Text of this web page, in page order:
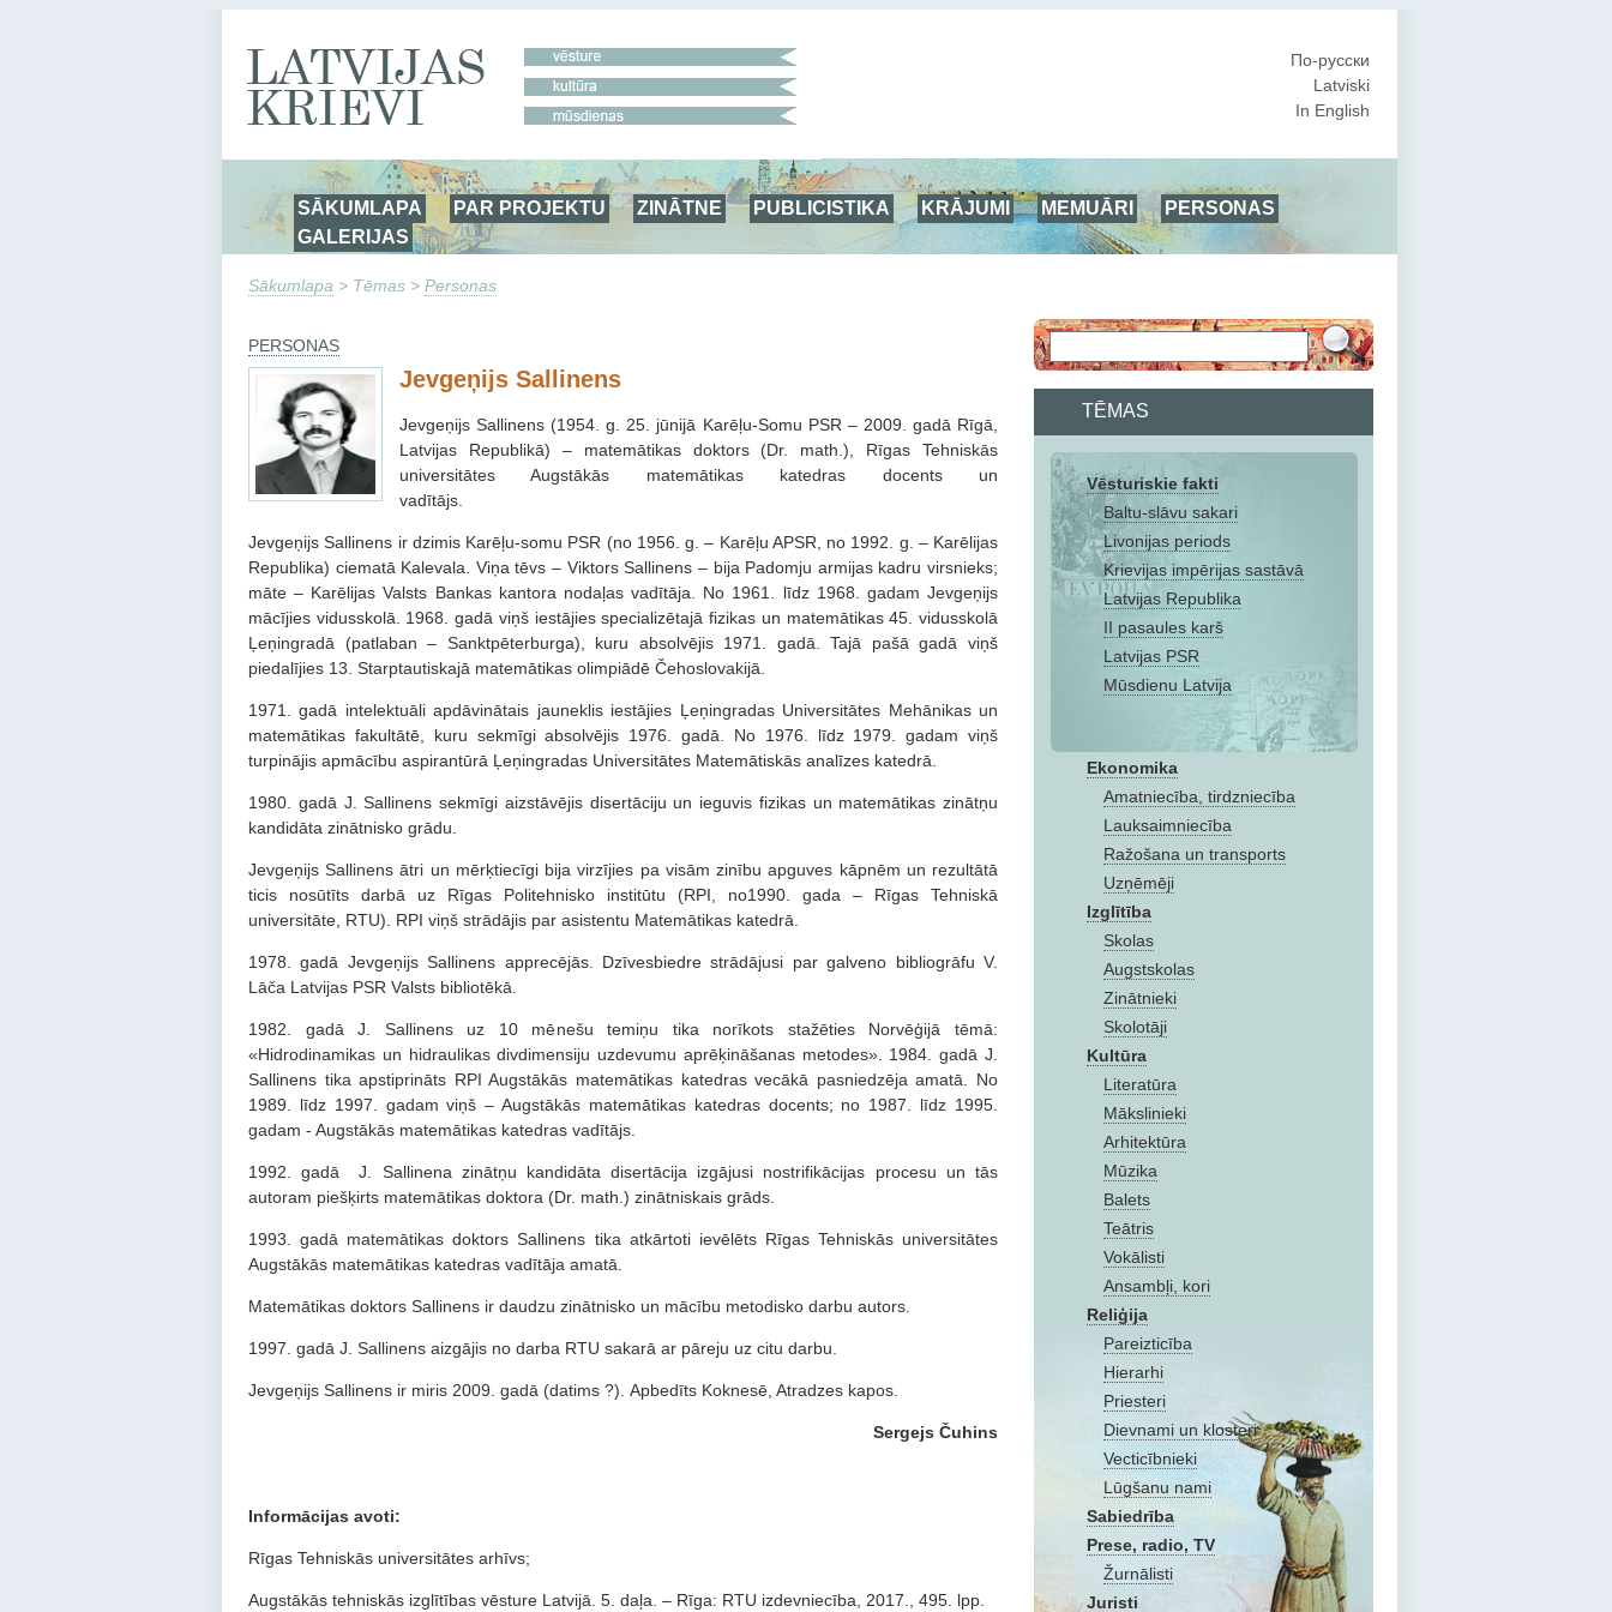
По-русски
Latviski
In English
SĀKUMLAPA PAR PROJEKTU ZINĀTNE PUBLICISTIKA KRĀJUMI MEMUĀRI
PERSONAS
GALERIJAS
Sākumlapa > Tēmas > Personas
TĒMAS
Vēsturiskie fakti
Baltu-slāvu sakari
Livonijas periods
Krievijas impērijas sastāvā
Latvijas Republika
II pasaules karš
Latvijas PSR
Mūsdienu Latvija
Ekonomika
Amatniecība, tirdzniecība
Lauksaimniecība
Ražošana un transports
Uzņēmēji
Izglītība
Skolas
Augstskolas
Zinātnieki
Skolotāji
Kultūra
Literatūra
Mākslinieki
Arhitektūra
Mūzika
Balets
Teātris
Vokālisti
Ansambļi, kori
Reliģija
Pareizticība
Hierarhi
Priesteri
Dievnami un klosteri
Vecticībnieki
Lūgšanu nami
Sabiedrība
Prese, radio, TV
Žurnālisti
Juristi
PERSONAS
Jevgeņijs Sallinens
Jevgeņijs Sallinens (1954. g. 25. jūnijā Karēļu-Somu PSR – 2009. gadā Rīgā,
Latvijas Republikā) – matemātikas doktors (Dr. math.), Rīgas Tehniskās
universitātes Augstākās matemātikas katedras docents un
vadītājs.
Jevgeņijs Sallinens ir dzimis Karēļu-somu PSR (no 1956. g. – Karēļu APSR, no 1992. g. – Karēlijas
Republika) ciematā Kalevala. Viņa tēvs – Viktors Sallinens – bija Padomju armijas kadru virsnieks;
māte – Karēlijas Valsts Bankas kantora nodaļas vadītāja. No 1961. līdz 1968. gadam Jevgeņijs
mācījies vidusskolā. 1968. gadā viņš iestājies specializētajā fizikas un matemātikas 45. vidusskolā
Ļeņingradā (patlaban – Sanktpēterburga), kuru absolvējis 1971. gadā. Tajā pašā gadā viņš
piedalījies 13. Starptautiskajā matemātikas olimpiādē Čehoslovakijā.
1971. gadā intelektuāli apdāvinātais jauneklis iestājies Ļeņingradas Universitātes Mehānikas un
matemātikas fakultātē, kuru sekmīgi absolvējis 1976. gadā. No 1976. līdz 1979. gadam viņš
turpinājis apmācību aspirantūrā Ļeņingradas Universitātes Matemātiskās analīzes katedrā.
1980. gadā J. Sallinens sekmīgi aizstāvējis disertāciju un ieguvis fizikas un matemātikas zinātņu
kandidāta zinātnisko grādu.
Jevgeņijs Sallinens ātri un mērķtiecīgi bija virzījies pa visām zinību apguves kāpnēm un rezultātā
ticis nosūtīts darbā uz Rīgas Politehnisko institūtu (RPI, no1990. gada – Rīgas Tehniskā
universitāte, RTU). RPI viņš strādājis par asistentu Matemātikas katedrā.
1978. gadā Jevgeņijs Sallinens apprecējās. Dzīvesbiedre strādājusi par galveno bibliogrāfu V.
Lāča Latvijas PSR Valsts bibliotēkā.
1982. gadā J. Sallinens uz 10 mēnešu temiņu tika norīkots stažēties Norvēģijā tēmā:
«Hidrodinamikas un hidraulikas divdimensiju uzdevumu aprēķināšanas metodes». 1984. gadā J.
Sallinens tika apstiprināts RPI Augstākās matemātikas katedras vecākā pasniedzēja amatā. No
1989. līdz 1997. gadam viņš – Augstākās matemātikas katedras docents; no 1987. līdz 1995.
gadam - Augstākās matemātikas katedras vadītājs.
1992. gadā J. Sallinena zinātņu kandidāta disertācija izgājusi nostrifikācijas procesu un tās
autoram piešķirts matemātikas doktora (Dr. math.) zinātniskais grāds.
1993. gadā matemātikas doktors Sallinens tika atkārtoti ievēlēts Rīgas Tehniskās universitātes
Augstākās matemātikas katedras vadītāja amatā.
Matemātikas doktors Sallinens ir daudzu zinātnisko un mācību metodisko darbu autors.
1997. gadā J. Sallinens aizgājis no darba RTU sakarā ar pāreju uz citu darbu.
Jevgeņijs Sallinens ir miris 2009. gadā (datims ?). Apbedīts Koknesē, Atradzes kapos.
Sergejs Čuhins
Informācijas avoti:
Rīgas Tehniskās universitātes arhīvs;
Augstākās tehniskās izglītības vēsture Latvijā. 5. daļa. – Rīga: RTU izdevniecība, 2017., 495. lpp.